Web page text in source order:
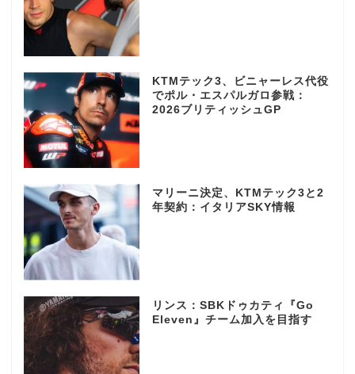
KTMテック3、ビニャーレス代役
でポル・エスパルガロ参戦：
2026ブリティッシュGP
マリーニ決定、KTMテック3と2
年契約：イタリアSKY情報
リンス：SBKドゥカティ『Go
Eleven』チーム加入を目指す